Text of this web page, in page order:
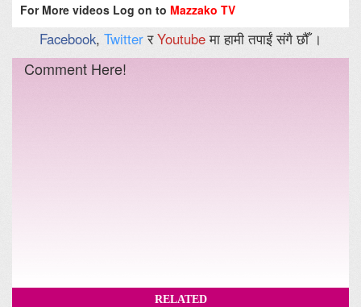
For More videos Log on to Mazzako TV
Facebook, TwitterरYoutubeमा हामी तपाईं संगै छौँ ।
Comment Here!
RELATED